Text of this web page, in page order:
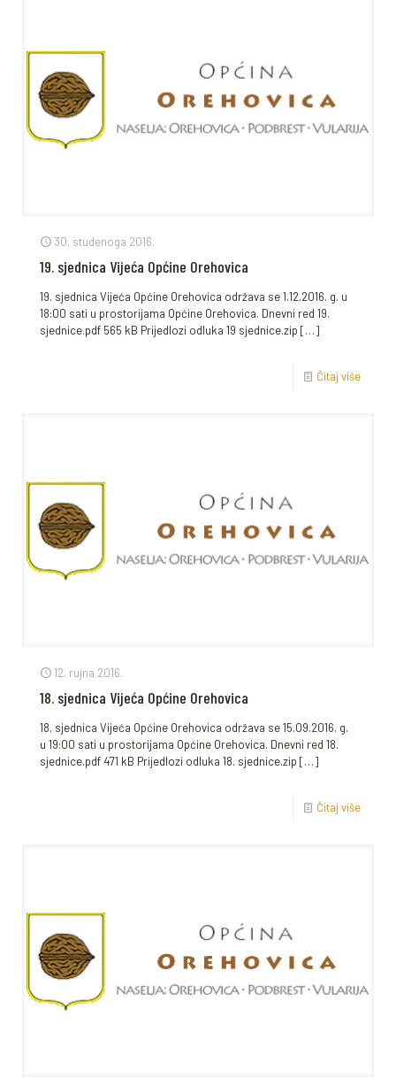
30. studenoga 2016.
19. sjednica Vijeća Općine Orehovica
19. sjednica Vijeća Općine Orehovica održava se 1.12.2016. g. u
18:00 sati u prostorijama Općine Orehovica. Dnevni red 19.
sjednice.pdf 565 kB Prijedlozi odluka 19 sjednice.zip […]
Čitaj više
12. rujna 2016.
18. sjednica Vijeća Općine Orehovica
18. sjednica Vijeća Općine Orehovica održava se 15.09.2016. g.
u 19:00 sati u prostorijama Općine Orehovica. Dnevni red 18.
sjednice.pdf 471 kB Prijedlozi odluka 18. sjednice.zip […]
Čitaj više